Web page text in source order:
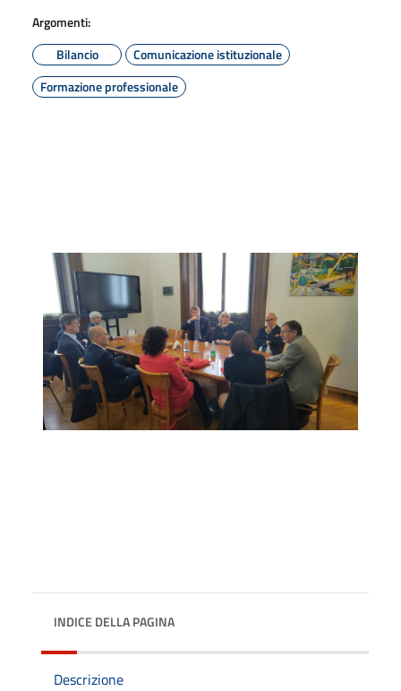
Argomenti:
Bilancio
Comunicazione istituzionale
Formazione professionale
INDICE DELLA PAGINA
Descrizione